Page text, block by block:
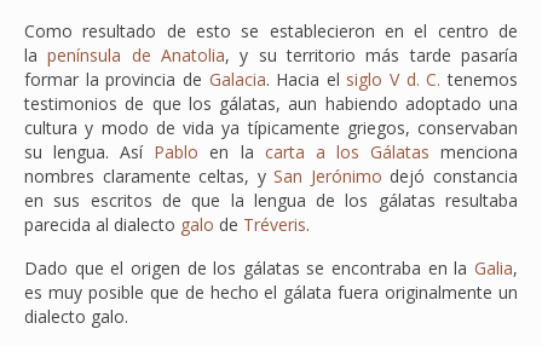
Como resultado de esto se establecieron en el centro de
lapenínsula de Anatolia, y su territorio más tarde pasaría
formar la provincia de Galacia. Hacia el siglo V d. C. tenemos
testimonios de que los gálatas, aun habiendo adoptado una
cultura y modo de vida ya típicamente griegos, conservaban
su lengua. Así Pablo en la carta a los Gálatas menciona
nombres claramente celtas, ySan Jerónimo dejó constancia
en sus escritos de que la lengua de los gálatas resultaba
parecida al dialecto galo de Tréveris.
Dado que el origen de los gálatas se encontraba en la Galia,
es muy posible que de hecho el gálata fuera originalmente un
dialecto galo.